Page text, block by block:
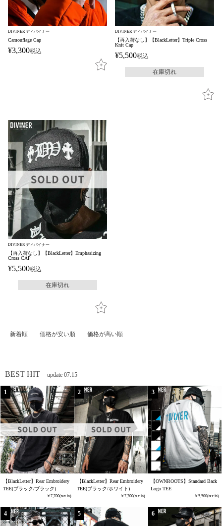
DIVINER ディバイナー
Camouflage Cap
¥3,300税込
DIVINER ディバイナー
【再入荷なし】【BlackLetter】Triple Cross
Knit Cap
¥5,500税込
在庫切れ
DIVINER ディバイナー
【再入荷なし】【BlackLetter】Emphasizing
Cross CAP
¥5,500税込
在庫切れ
新着順 価格が安い順 価格が高い順
BEST HIT update 07.15
【BlackLetter】Rear Embroidery
TEE(ブラック/ブラック)
7,700
【BlackLetter】Rear Embroidery
TEE(ブラック/ホワイト)
7,700
【OWNROOTS】Standard Back
Logo TEE
5,500